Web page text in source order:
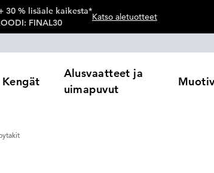
30 % lisäale kaikesta*
FINAL30
Katso aletuotteet
Kengät
Alusvaatteet ja
uimapuvut